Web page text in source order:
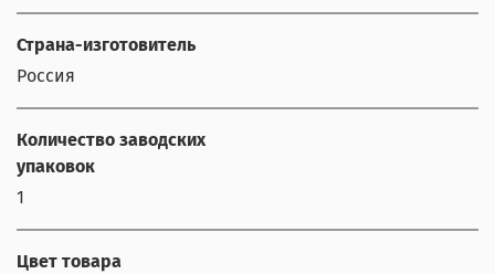
Страна-изготовитель
Россия
Количество заводских
упаковок
1
Цвет товара